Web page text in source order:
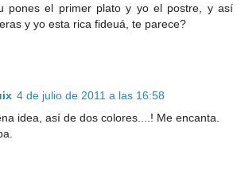
pones el primer plato y yo el postre, y así
y yo esta rica fideuá, te parece?
4 de julio de 2011 a las 16:58
idea, así de dos colores....! Me encanta.